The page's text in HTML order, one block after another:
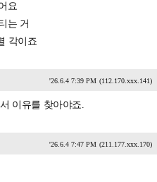
요
는 거
각이죠
'26.6.4 7:39 PM (112.170.xxx.141)
이유를 찾아야죠.
'26.6.4 7:47 PM (211.177.xxx.170)